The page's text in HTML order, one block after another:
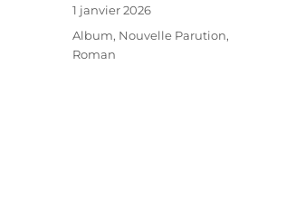
Publié
le
1 janvier 2026
Catégories
Album, Nouvelle Parution,
Roman